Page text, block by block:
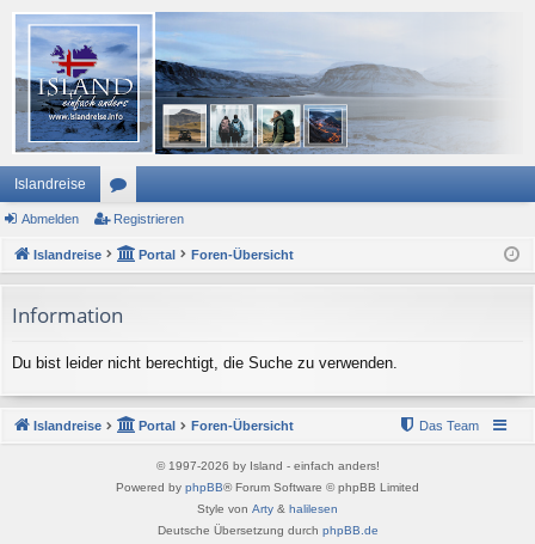
Islandreise
or
en
Abmelden Registrieren
Islandreise Portal Foren-Übersicht
Information
Du bist leider nicht berechtigt, die Suche zu verwenden.
Islandreise Portal Foren-Übersicht Das Team
© 1997-2026 by Island - einfach anders!
Powered by phpBB® Forum Software © phpBB Limited
Style von Arty & halilesen
Deutsche Übersetzung durch phpBB.de